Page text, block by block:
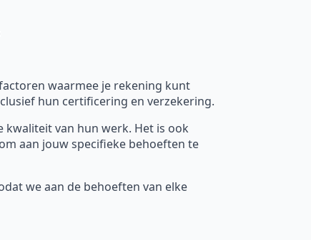
waarmee je rekening kunt
hun certificering en verzekering.
kwaliteit van hun werk. Het is ook
aan jouw specifieke behoeften te
we aan de behoeften van elke